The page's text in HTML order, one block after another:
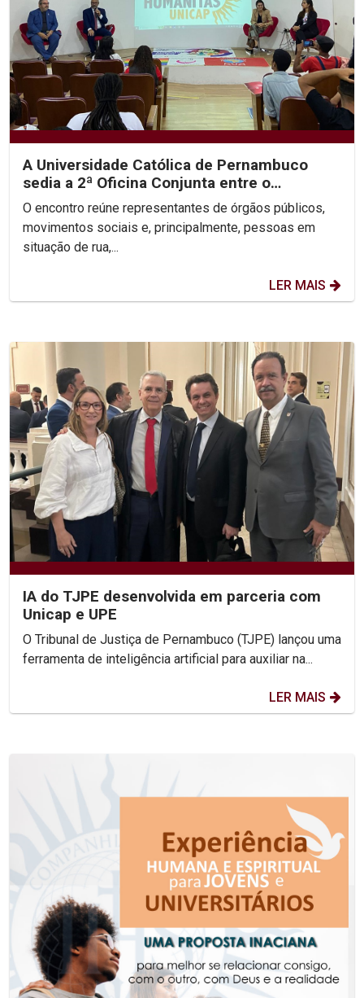
A Universidade Católica de Pernambuco
sedia a 2ª Oficina Conjunta entre o
Ministério Público, a...
O encontro reúne representantes de órgãos públicos,
movimentos sociais e, principalmente, pessoas em
situação de rua,...
LER MAIS
IA do TJPE desenvolvida em parceria com
Unicap e UPE
O Tribunal de Justiça de Pernambuco (TJPE) lançou uma
ferramenta de inteligência artificial para auxiliar na...
LER MAIS